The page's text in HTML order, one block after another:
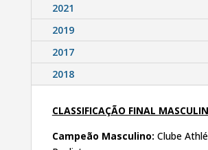
2021
2019
2017
2018
CLASSIFICAÇÃO FINAL
Campeão Masculino: Clube